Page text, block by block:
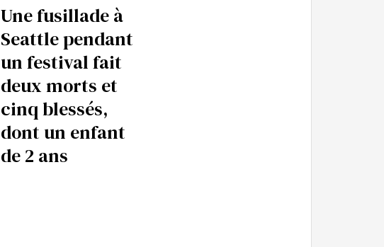
Une fusillade à
Seattle pendant
un festival fait
deux morts et
cinq blessés,
dont un enfant
de 2 ans